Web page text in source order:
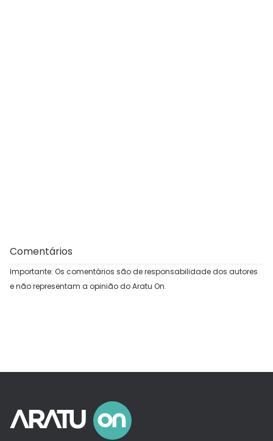
Comentários
Importante: Os comentários são de responsabilidade dos autores
e não representam a opinião do Aratu On.